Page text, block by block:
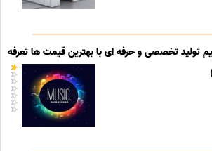
تولید تخصصی و حرفه ای با بهترین قیمت ها تعرفه